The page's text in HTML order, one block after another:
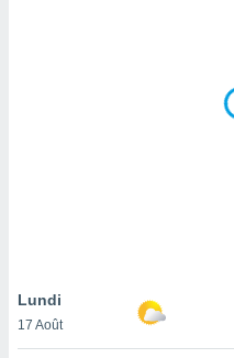
Lundi
17 Août